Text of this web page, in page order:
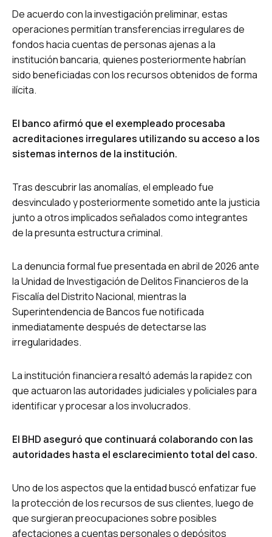
De acuerdo con la investigación preliminar, estas
operaciones permitían transferencias irregulares de
fondos hacia cuentas de personas ajenas a la
institución bancaria, quienes posteriormente habrían
sido beneficiadas con los recursos obtenidos de forma
ilícita.
El banco afirmó que el exempleado procesaba
acreditaciones irregulares utilizando su acceso a los
sistemas internos de la institución.
Tras descubrir las anomalías, el empleado fue
desvinculado y posteriormente sometido ante la justicia
junto a otros implicados señalados como integrantes
de la presunta estructura criminal.
La denuncia formal fue presentada en abril de 2026 ante
la Unidad de Investigación de Delitos Financieros de la
Fiscalía del Distrito Nacional, mientras la
Superintendencia de Bancos fue notificada
inmediatamente después de detectarse las
irregularidades.
La institución financiera resaltó además la rapidez con
que actuaron las autoridades judiciales y policiales para
identificar y procesar a los involucrados.
El BHD aseguró que continuará colaborando con las
autoridades hasta el esclarecimiento total del caso.
Uno de los aspectos que la entidad buscó enfatizar fue
la protección de los recursos de sus clientes, luego de
que surgieran preocupaciones sobre posibles
afectaciones a cuentas personales o depósitos